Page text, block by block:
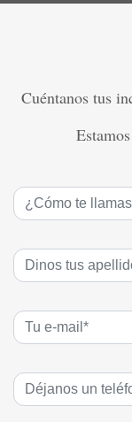
Cuéntanos tus